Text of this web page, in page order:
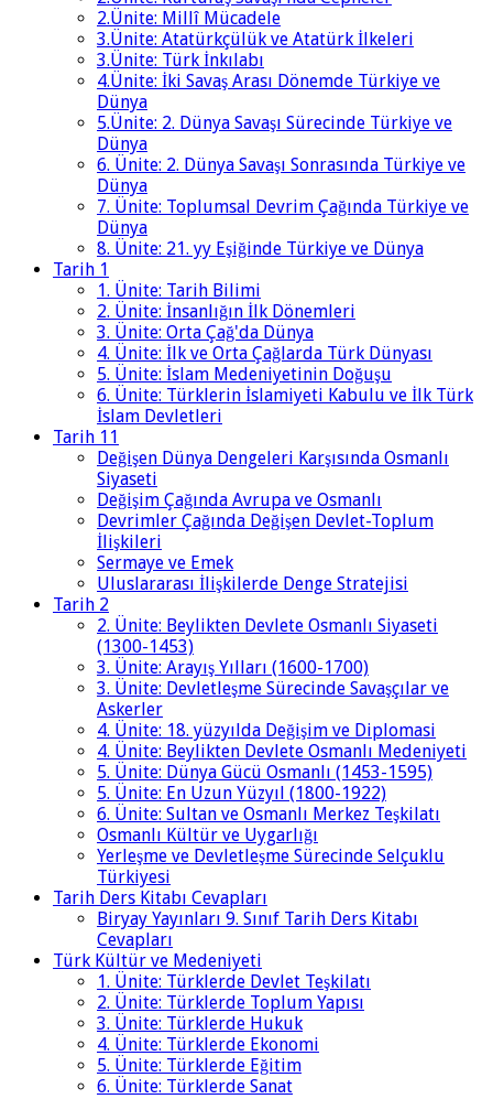
2.Ünite: Millî Mücadele
3.Ünite: Atatürkçülük ve Atatürk İlkeleri
3.Ünite: Türk İnkılabı
4.Ünite: İki Savaş Arası Dönemde Türkiye ve
Dünya
5.Ünite: 2. Dünya Savaşı Sürecinde Türkiye ve
Dünya
6. Ünite: 2. Dünya Savaşı Sonrasında Türkiye ve
Dünya
7. Ünite: Toplumsal Devrim Çağında Türkiye ve
Dünya
8. Ünite: 21. yy Eşiğinde Türkiye ve Dünya
Tarih 1
1. Ünite: Tarih Bilimi
2. Ünite: İnsanlığın İlk Dönemleri
3. Ünite: Orta Çağ'da Dünya
4. Ünite: İlk ve Orta Çağlarda Türk Dünyası
5. Ünite: İslam Medeniyetinin Doğuşu
6. Ünite: Türklerin İslamiyeti Kabulu ve İlk Türk
İslam Devletleri
Tarih 11
Değişen Dünya Dengeleri Karşısında Osmanlı
Siyaseti
Değişim Çağında Avrupa ve Osmanlı
Devrimler Çağında Değişen Devlet-Toplum
İlişkileri
Sermaye ve Emek
Uluslararası İlişkilerde Denge Stratejisi
Tarih 2
2. Ünite: Beylikten Devlete Osmanlı Siyaseti
(1300-1453)
3. Ünite: Arayış Yılları (1600-1700)
3. Ünite: Devletleşme Sürecinde Savaşçılar ve
Askerler
4. Ünite: 18. yüzyılda Değişim ve Diplomasi
4. Ünite: Beylikten Devlete Osmanlı Medeniyeti
5. Ünite: Dünya Gücü Osmanlı (1453-1595)
5. Ünite: En Uzun Yüzyıl (1800-1922)
6. Ünite: Sultan ve Osmanlı Merkez Teşkilatı
Osmanlı Kültür ve Uygarlığı
Yerleşme ve Devletleşme Sürecinde Selçuklu
Türkiyesi
Tarih Ders Kitabı Cevapları
Biryay Yayınları 9. Sınıf Tarih Ders Kitabı
Cevapları
Türk Kültür ve Medeniyeti
1. Ünite: Türklerde Devlet Teşkilatı
2. Ünite: Türklerde Toplum Yapısı
3. Ünite: Türklerde Hukuk
4. Ünite: Türklerde Ekonomi
5. Ünite: Türklerde Eğitim
6. Ünite: Türklerde Sanat